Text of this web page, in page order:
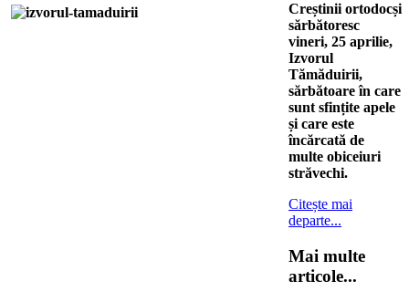
Creștinii ortodocși
sărbătoresc
vineri, 25 aprilie,
Izvorul
Tămăduirii,
sărbătoare în care
sunt sfințite apele
și care este
încărcată de
multe obiceiuri
străvechi.
Citește mai
departe...
Mai multe
articole...